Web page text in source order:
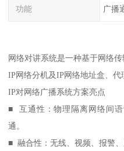
功能 广播
网络对讲系统是一种基于网络
IP网络分机及IP网络地址盒、代
IP对网络广播系统方案亮点
■ 互通性：物理隔离网络间
通。
■ 融合性：无线、视频、报警、